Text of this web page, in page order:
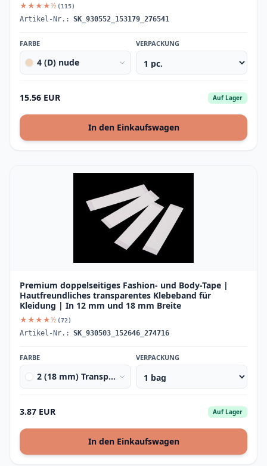
★★★★½ (115)
Artikel-Nr.: SK_930552_153179_276541
FARBE
4 (D) nude
VERPACKUNG
15.56 EUR Auf Lager
In den Einkaufswagen
Premium doppelseitiges Fashion- und Body-Tape |
Hautfreundliches transparentes Klebeband für
Kleidung | In 12 mm und 18 mm Breite
★★★★½ (72)
Artikel-Nr.: SK_930503_152646_274716
FARBE
2 (18 mm) Transparent
VERPACKUNG
3.87 EUR Auf Lager
In den Einkaufswagen